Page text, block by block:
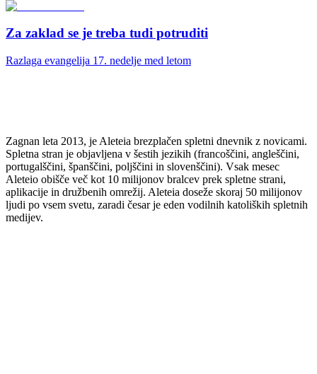
Za zaklad se je treba tudi potruditi
Razlaga evangelija 17. nedelje med letom
Zagnan leta 2013, je Aleteia brezplačen spletni dnevnik z novicami.
Spletna stran je objavljena v šestih jezikih (francoščini, angleščini,
portugalščini, španščini, poljščini in slovenščini). Vsak mesec
Aleteio obišče več kot 10 milijonov bralcev prek spletne strani,
aplikacije in družbenih omrežij. Aleteia doseže skoraj 50 milijonov
ljudi po vsem svetu, zaradi česar je eden vodilnih katoliških spletnih
medijev.